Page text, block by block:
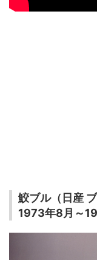
鮫ブル（日産
1973年8月～